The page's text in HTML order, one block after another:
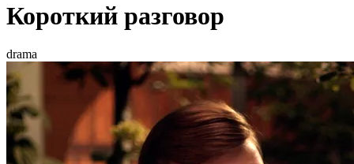
Короткий разговор
drama